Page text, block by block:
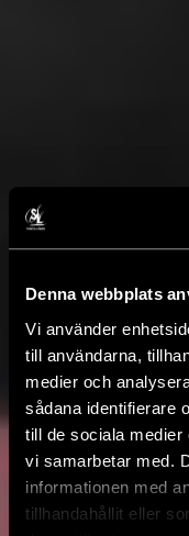
Denna webbplats
Vi använder
till användarna,
medier och
sådana identifierare
till de sociala medier
vi samarbetar med.
informationen med
tillhandahållit eller